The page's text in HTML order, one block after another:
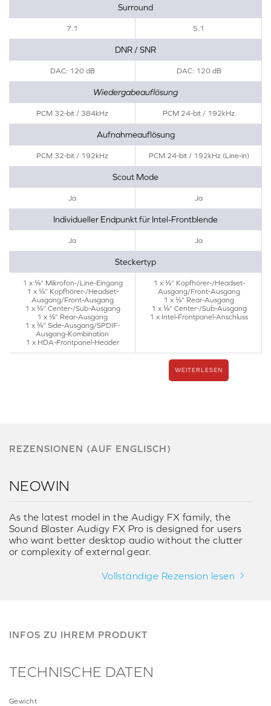
Surround
7.1 5.1
DNR / SNR
DAC: 120 dB DAC: 120 dB
Wiedergabeauflösung
PCM 32-bit / 384kHz PCM 24-bit / 192kHz
Aufnahmeauflösung
PCM 32-bit / 192kHz PCM 24-bit / 192kHz (Line-in)
Scout Mode
Ja Ja
Individueller Endpunkt für Intel-Frontblende
Ja Ja
Steckertyp
1 x ⅛“ Mikrofon-/Line-Eingang
1 x ⅛“ Kopfhörer-/Headset-
Ausgang/Front-Ausgang
1 x ⅛“ Center-/Sub-Ausgang
1 x ⅛“ Rear-Ausgang
1 x ⅛“ Side-Ausgang/SPDIF-
Ausgang-Kombination
1 x HDA-Frontpanel-Header
1 x ⅛“ Kopfhörer-/Headset-
Ausgang/Front-Ausgang
1 x ⅛“ Rear-Ausgang
1 x ⅛“ Center-/Sub-Ausgang
1 x Intel-Frontpanel-Anschluss
WEITERLESEN
REZENSIONEN (AUF ENGLISCH)
NEOWIN
As the latest model in the Audigy FX family, the
Sound Blaster Audigy FX Pro is designed for users
who want better desktop audio without the clutter
or complexity of external gear.
Vollständige Rezension lesen
INFOS ZU IHREM PRODUKT
TECHNISCHE DATEN
Gewicht